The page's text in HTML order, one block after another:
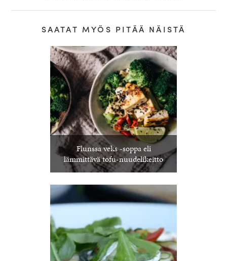
SAATAT MYÖS PITÄÄ NÄISTÄ
Flunssa veks -soppa eli
lämmittävä tofu-nuudelikeitto